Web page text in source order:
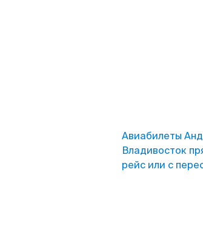
Авиабилеты
Владивосток
рейс или с